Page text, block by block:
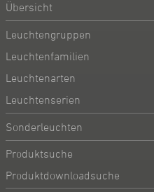
Übersicht
Leuchtengruppen
Leuchtenfamilien
Leuchtenarten
Leuchtenserien
Sonderleuchten
Produktsuche
Produktdownloadsuche